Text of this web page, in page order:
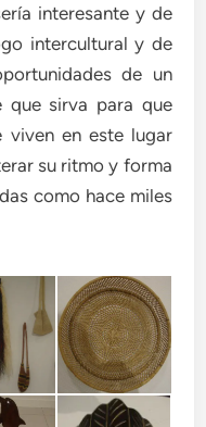
interesante y de
intercultural y de
de un
que sirva para que
viven en este lugar
su ritmo y forma
como hace miles